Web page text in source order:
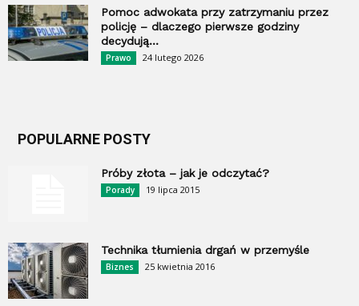
Pomoc adwokata przy zatrzymaniu przez
policję – dlaczego pierwsze godziny
decydują...
Prawo 24 lutego 2026
POPULARNE POSTY
Próby złota – jak je odczytać?
Porady 19 lipca 2015
Technika tłumienia drgań w przemyśle
Biznes 25 kwietnia 2016